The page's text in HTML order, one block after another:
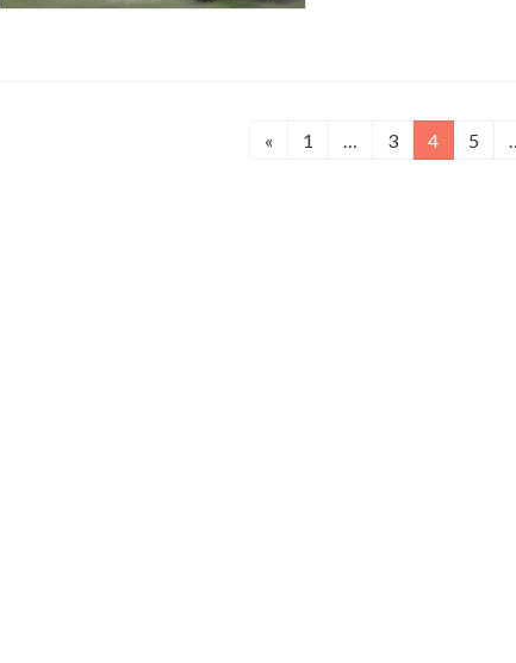
«
固
1 …
固
3
固
4
固
5